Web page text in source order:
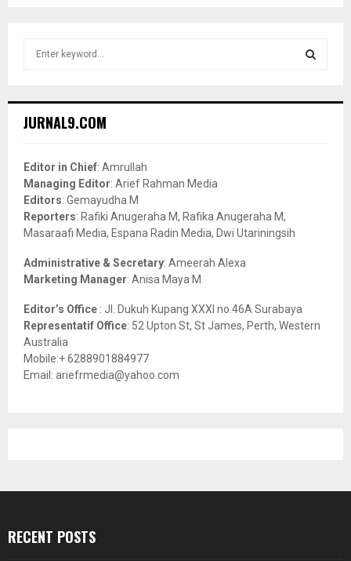
h
o
r
:
JURNAL9.COM
Editor in Chief: Amrullah
Managing Editor: Arief Rahman Media
Editors: Gemayudha M
Reporters: Rafiki Anugeraha M, Rafika Anugeraha M,
Masaraafi Media, Espana Radin Media, Dwi Utariningsih
Administrative & Secretary: Ameerah Alexa
Marketing Manager: Anisa Maya M
Editor’s Office : Jl. Dukuh Kupang XXXI no.46A Surabaya
Representatif Office: 52 Upton St, St James, Perth, Western
Australia
Mobile:+ 6288901884977
Email: ariefrmedia@yahoo.com
RECENT POSTS